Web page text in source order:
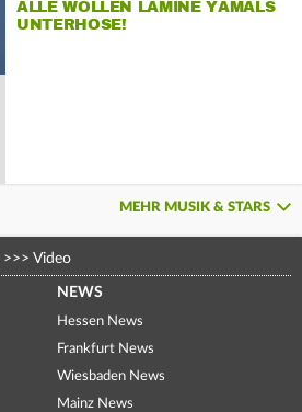
ALLE WOLLEN LAMINE YAMALS
UNTERHOSE!
MEHR MUSIK & STARS
>>> Video
NEWS
Hessen News
Frankfurt News
Wiesbaden News
Mainz News